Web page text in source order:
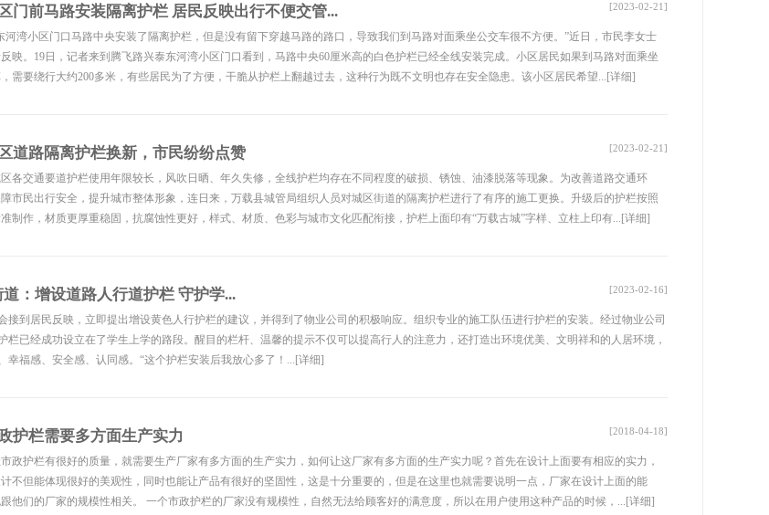
[2023-02-21]
门前马路安装隔离护栏 居民反映出行不便交管...
河湾小区门口马路中央安装了隔离护栏，但是没有留下穿越马路的路口，导致我们到马路对面乘坐公交车很不方便。”近日，市民李女士
映。19日，记者来到腾飞路兴泰东河湾小区门口看到，马路中央60厘米高的白色护栏已经全线安装完成。小区居民如果到马路对面乘坐
需要绕行大约200多米，有些居民为了方便，干脆从护栏上翻越过去，这种行为既不文明也存在安全隐患。该小区居民希望... [详细]
[2023-02-21]
道路隔离护栏换新，市民纷纷点赞
各交通要道护栏使用年限较长，风吹日晒、年久失修，全线护栏均存在不同程度的破损、锈蚀、油漆脱落等现象。为改善道路交通环
市民出行安全，提升城市整体形象，连日来，万载县城管局组织人员对城区街道的隔离护栏进行了有序的施工更换。升级后的护栏按照
制作，材质更厚重稳固，抗腐蚀性更好，样式、材质、色彩与城市文化匹配衔接，护栏上面印有“万载古城”字样、立柱上印有... [详细]
[2023-02-16]
：增设道路人行道护栏 守护学...
接到居民反映，立即提出增设黄色人行护栏的建议，并得到了物业公司的积极响应。组织专业的施工队伍进行护栏的安装。经过物业公司
栏已经成功设立在了学生上学的路段。醒目的栏杆、温馨的提示不仅可以提高行人的注意力，还打造出环境优美、文明祥和的人居环境，
幸福感、安全感、认同感。“这个护栏安装后我放心多了！... [详细]
[2018-04-18]
护栏需要多方面生产实力
政护栏有很好的质量，就需要生产厂家有多方面的生产实力，如何让这厂家有多方面的生产实力呢？首先在设计上面要有相应的实力，
不但能体现很好的美观性，同时也能让产品有很好的坚固性，这是十分重要的，但是在这里也就需要说明一点，厂家在设计上面的能
他们的厂家的规模性相关。 一个市政护栏的厂家没有规模性，自然无法给顾客好的满意度，所以在用户使用这种产品的时候，... [详细]